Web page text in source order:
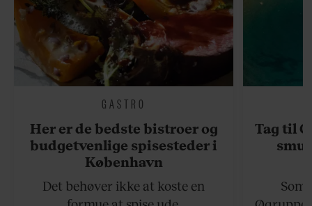
GASTRO
Her er de bedste bistroer og
budgetvenlige spisesteder i
København
Det behøver ikke at koste en
Tag til